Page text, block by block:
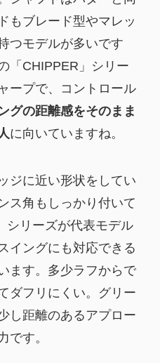
もブレード型やマレッ
つモデルが多いです
「CHIPPER」シリー
ープで、コントロール
グの距離感をそのまま
に向いていますね。
ジに近い形状をしてい
ス角もしっかり付いて
シリーズが代表モデル
イングにも対応できる
ます。多少ラフからで
ダフリにくい。グリー
し距離のあるアプロー
です。